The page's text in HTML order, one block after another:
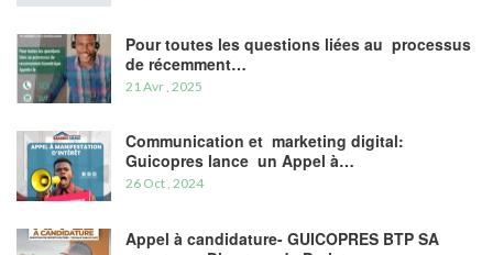
Pour toutes les questions liées au processus
de récemment…
21 Avr , 2025
Communication et marketing digital:
Guicopres lance un Appel à…
26 Oct , 2024
Appel à candidature- GUICOPRES BTP SA